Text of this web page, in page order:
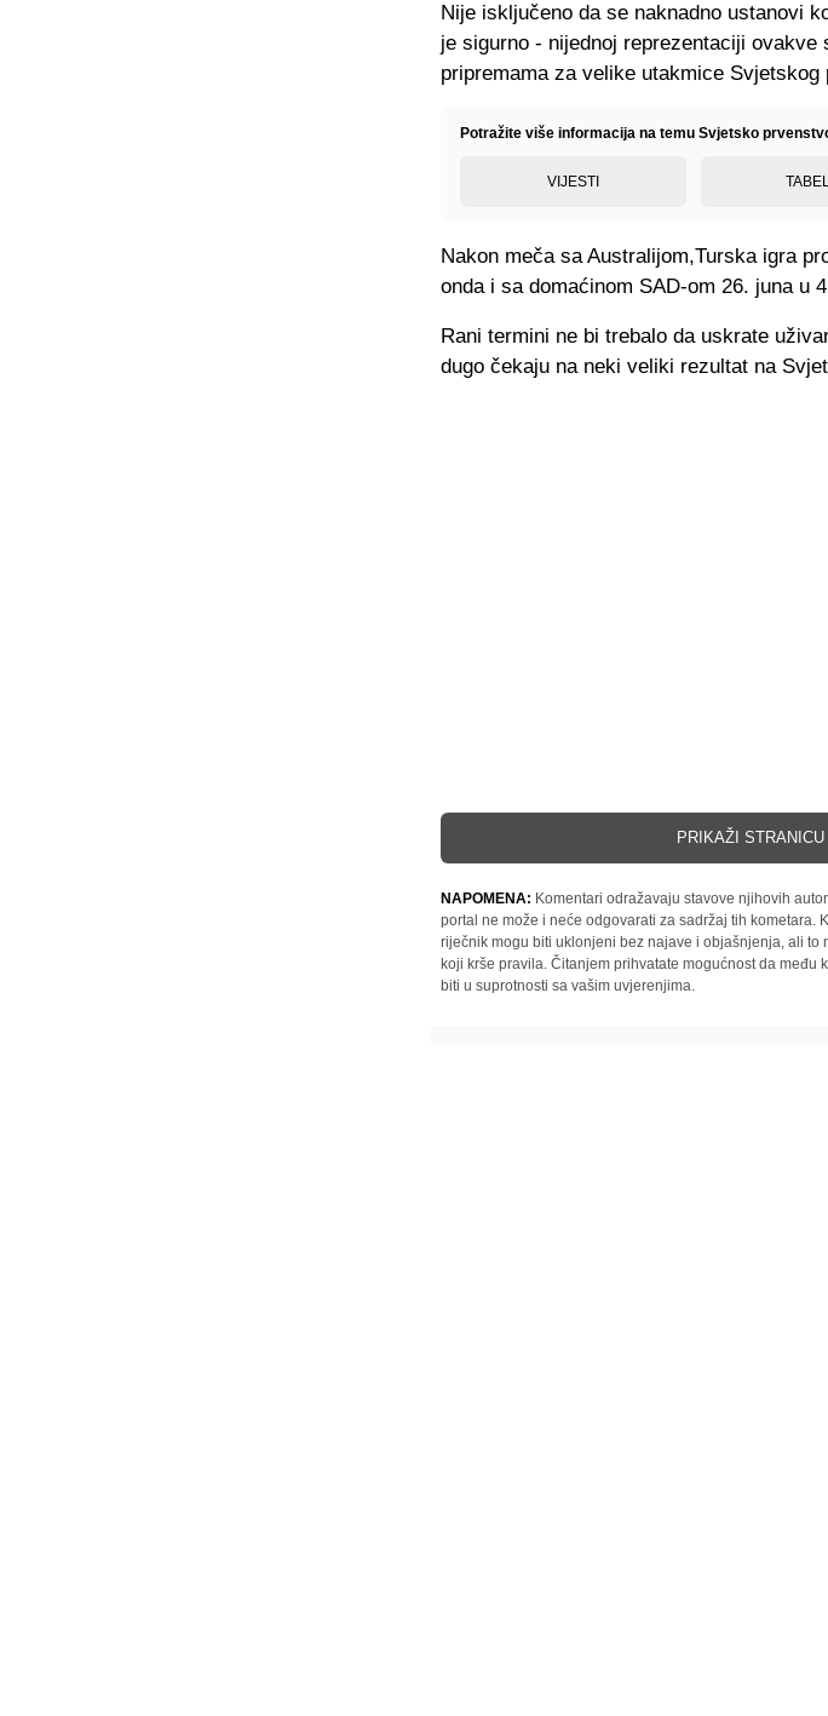
Nije isključeno da se naknadno ustanovi
je sigurno - nijednoj reprezentaciji
pripremama za velike utakmice Svjetskog
Potražite više informacija na temu Svjetsko
VIJESTI
Nakon meča sa Australijom,Turska igra
onda i sa domaćinom SAD-om 26. juna u
Rani termini ne bi trebalo da uskrate
dugo čekaju na neki veliki rezultat na
PRIKAŽI
NAPOMENA: Komentari odražavaju stavove njihovih
portal ne može i neće odgovarati za sadržaj tih kometara.
riječnik mogu biti uklonjeni bez najave i objašnjenja, ali to
koji krše pravila. Čitanjem prihvatate mogućnost da
biti u suprotnosti sa vašim uvjerenjima.